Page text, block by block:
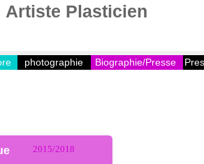
2015/2018
photographie Biographie/Presse
Artiste Plasticien